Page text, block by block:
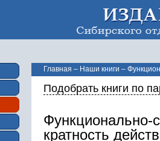
Главная – Наши книги –
Подобрать книги по
Функционально-
кратность